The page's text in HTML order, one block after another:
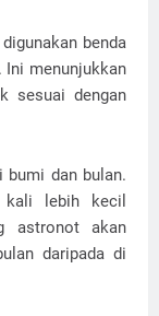
benda
Ini menunjukkan
sesuai dengan
dan bulan.
lebih kecil
astronot akan
daripada di